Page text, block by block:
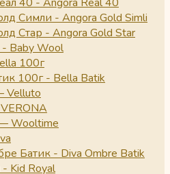
Симли - Angora Gold Simli
Стар - Angora Gold Star
Baby Wool
100г
100г - Bella Batik
Velluto
Wooltime
Батик - Diva Ombre Batik
Kid Royal